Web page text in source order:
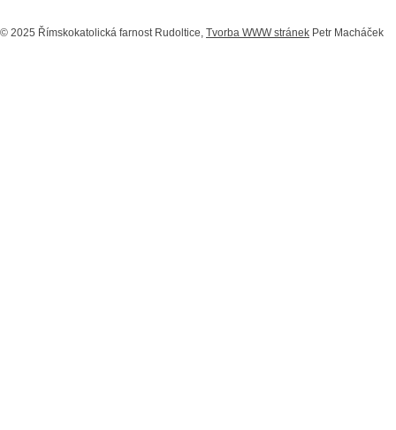
© 2025 Římskokatolická farnost Rudoltice, Tvorba WWW stránek Petr Macháček